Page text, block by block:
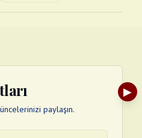
paylaşın.
▶